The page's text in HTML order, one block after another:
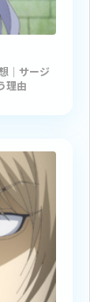
｜サージ
理由